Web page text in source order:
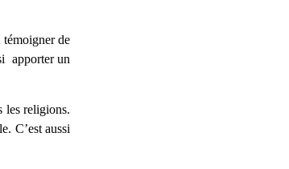
de
apporter un
les religions.
C’est aussi